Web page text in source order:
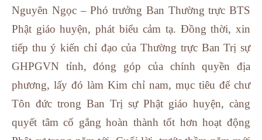
Nguyên Ngọc – Phó trưởng Ban Thường trực BTS
Phật giáo huyện, phát biểu cảm tạ. Đồng thời, xin
tiếp thu ý kiến chỉ đạo của Thường trực Ban Trị sự
GHPGVN tỉnh, đóng góp của chính quyền địa
phương, lấy đó làm Kim chỉ nam, mục tiêu để chư
Tôn đức trong Ban Trị sự Phật giáo huyện, càng
quyết tâm cố gắng hoàn thành tốt hơn hoạt động